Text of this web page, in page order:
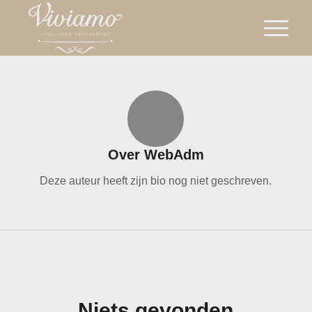
Over WebAdm
Deze auteur heeft zijn bio nog niet geschreven.